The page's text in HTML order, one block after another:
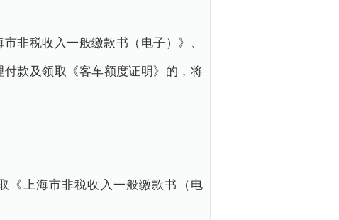
非税收入一般缴款书（电子）》、
款及领取《客车额度证明》的，将
上海市非税收入一般缴款书（电